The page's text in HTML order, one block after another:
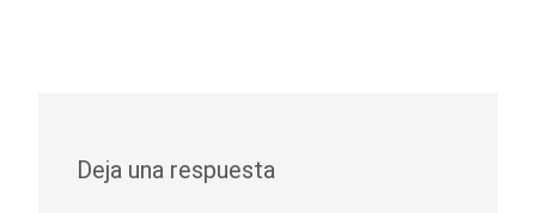
Deja una respuesta